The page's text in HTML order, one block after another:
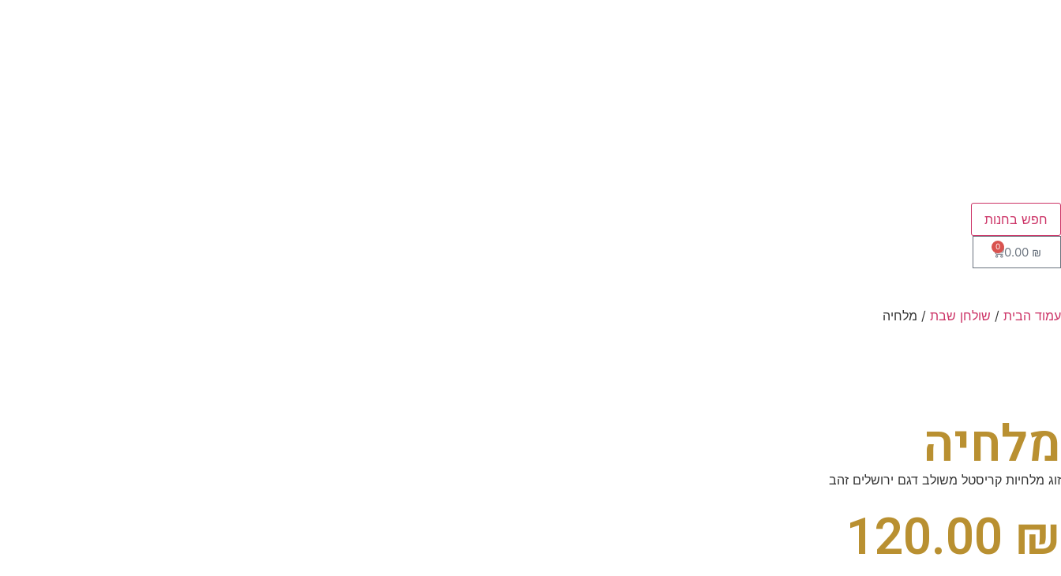
חפש בחנות
0.00 ₪
0
עמוד הבית / שולחן שבת / מלחיה
מלחיה
זוג מלחיות קריסטל משולב דגם ירושלים זהב
120.00 ₪